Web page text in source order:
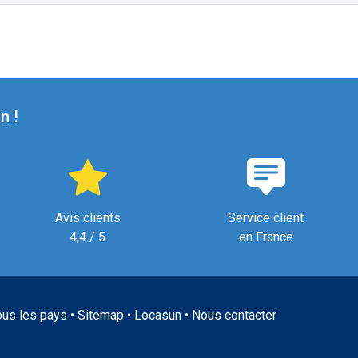
!
Avis clients
4,4 / 5
Service client
en France
les pays • Sitemap• Locasun• Nous contacter